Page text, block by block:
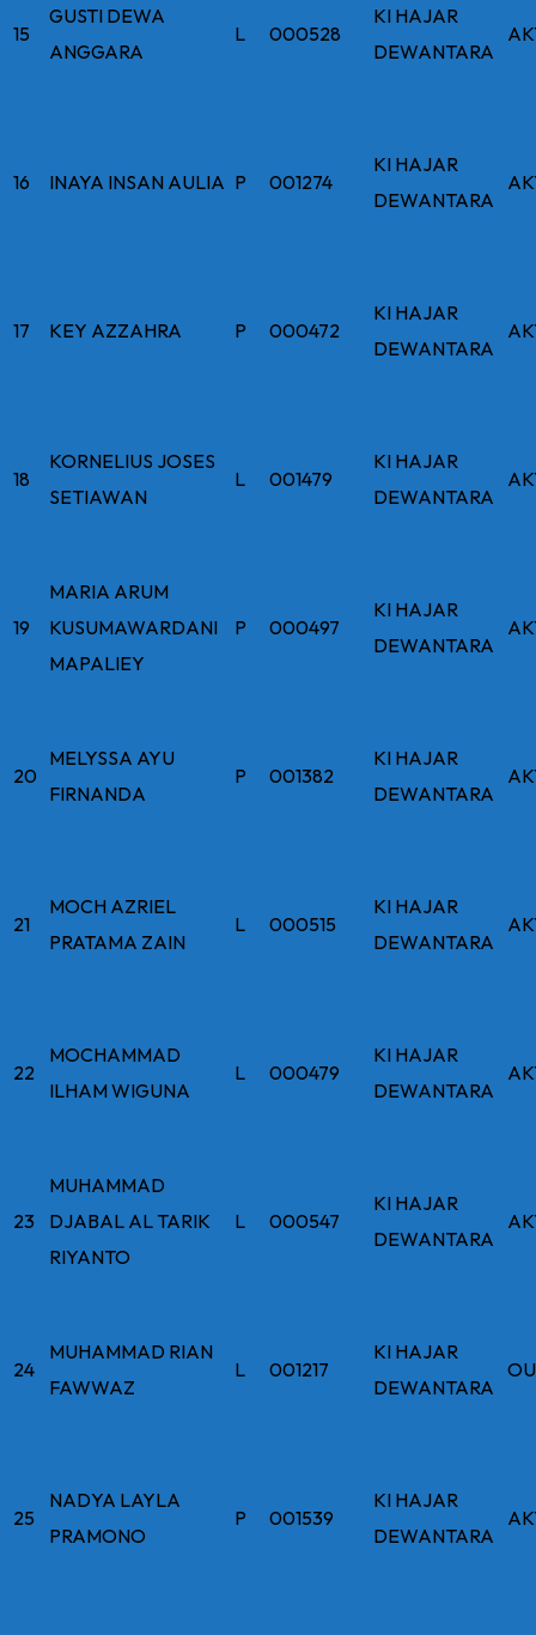
15
GUSTI DEWA
ANGGARA
L 000528
KI HAJAR
DEWANTARA
16 INAYA INSAN AULIA P 001274
KI HAJAR
DEWANTARA
17 KEY AZZAHRA P 000472
KI HAJAR
DEWANTARA
18
KORNELIUS JOSES
SETIAWAN
L 001479
KI HAJAR
DEWANTARA
19
MARIA ARUM
KUSUMAWARDANI
MAPALIEY
P 000497
KI HAJAR
DEWANTARA
20
MELYSSA AYU
FIRNANDA
P 001382
KI HAJAR
DEWANTARA
21
MOCH AZRIEL
PRATAMA ZAIN
L 000515
KI HAJAR
DEWANTARA
22
MOCHAMMAD
ILHAM WIGUNA
L 000479
KI HAJAR
DEWANTARA
23
MUHAMMAD
DJABAL AL TARIK
RIYANTO
L 000547
KI HAJAR
DEWANTARA
24
MUHAMMAD RIAN
FAWWAZ
L 001217
KI HAJAR
DEWANTARA
25
NADYA LAYLA
PRAMONO
P 001539
KI HAJAR
DEWANTARA